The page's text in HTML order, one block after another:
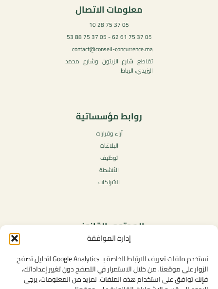
إدارة الموافقة
نستخدم ملفات تعريف الارتباط الخاصة بـ Google Analytics لتحليل تصفح
الزوار على موقعنا. من خلال الاستمرار في التصفح دون تغيير إعداداتك،
فإنك توافق على استخدام هذه الملفات. لمزيد من المعلومات، يرجى
معلومات الاتصال
05 37 75 28 10
05 37 75 61 62 - 05 37 75 88 53
contact@conseil-concurrence.ma
تقاطع شارع الزيتون وشارع محمد
اليزيدي، الرباط
روابط مؤسساتية
آراء وقرارات
البلاغات
توظيف
الأنشطة
الشراكات
المحتوى القانوني
سياسة الخصوصية
شروط الاستخدام العامة
الإشعارات القانونية
سياسة ملفات تعريف الارتباط (الكوكيز)